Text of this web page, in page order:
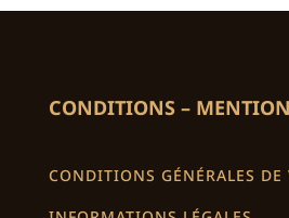
CONDITIONS –
CONDITIONS GÉNÉRALES DE